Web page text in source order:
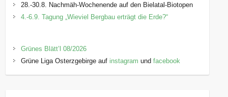
28.-30.8. Nachmäh-Wochenende auf den Bielatal-Biotopen
4.-6.9. Tagung „Wieviel Bergbau erträgt die Erde?“
Grünes Blätt’l 08/2026
Grüne Liga Osterzgebirge auf instagram undfacebook